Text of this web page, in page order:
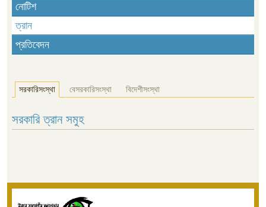
নোটিশ
ত্রান
প্রতিবেদন
সরকারিসংস্থা বেসরকারিসংস্থা বিদেশীসংস্থা
সরকারি ত্রান সমুহ